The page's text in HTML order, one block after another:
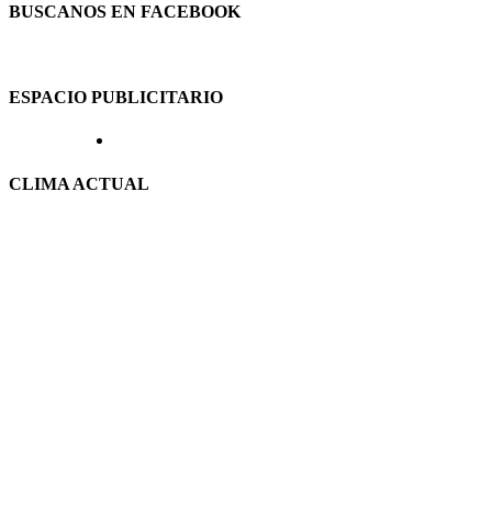
BUSCANOS EN FACEBOOK
ESPACIO PUBLICITARIO
CLIMA ACTUAL